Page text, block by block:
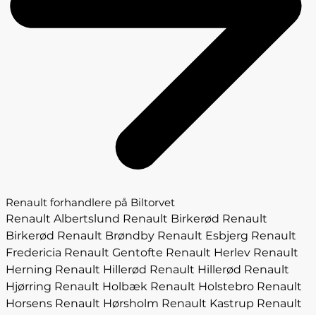
Renault forhandlere på Biltorvet
Renault Albertslund Renault Birkerød Renault
Birkerød Renault Brøndby Renault Esbjerg Renault
Fredericia Renault Gentofte Renault Herlev Renault
Herning Renault Hillerød Renault Hillerød Renault
Hjørring Renault Holbæk Renault Holstebro Renault
Horsens Renault Hørsholm Renault Kastrup Renault